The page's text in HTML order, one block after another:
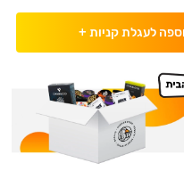
לעגלת קניות +